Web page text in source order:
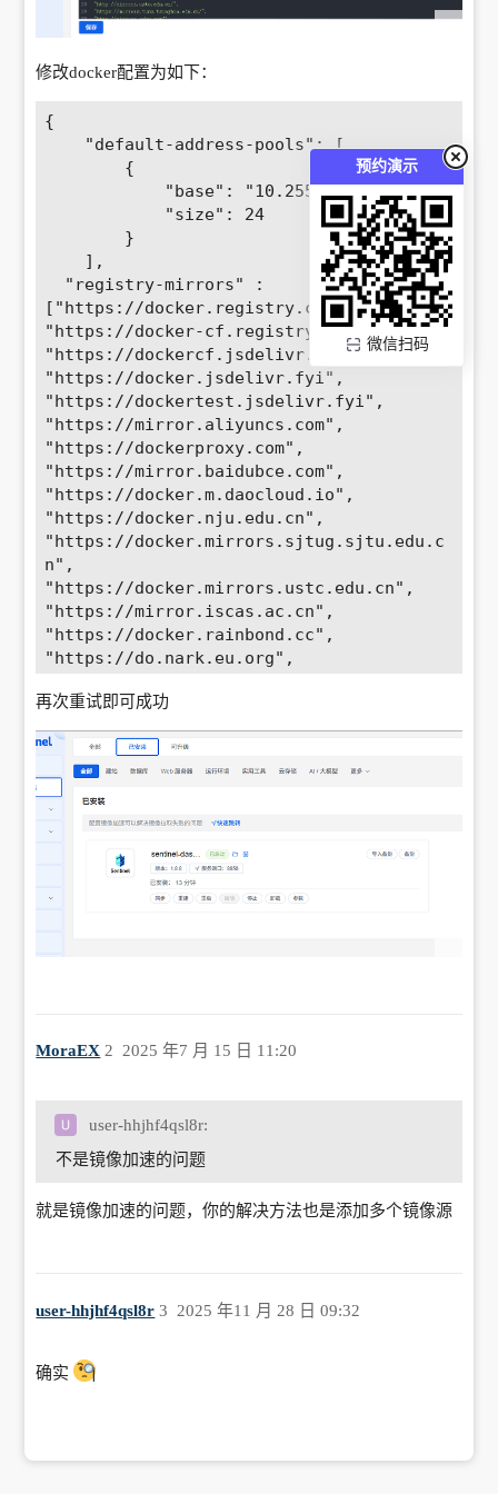
预约演示
微信扫码
修改docker配置为如下：
{
["https://docker.registry.cyou",
"https://docker-cf.registry.cyou",
"https://dockercf.jsdelivr.fyi",
"https://docker.jsdelivr.fyi",
"https://dockertest.jsdelivr.fyi",
"https://mirror.aliyuncs.com",
"https://dockerproxy.com",
"https://mirror.baidubce.com",
"https://docker.m.daocloud.io",
"https://docker.nju.edu.cn",
"https://docker.mirrors.sjtug.sjtu.edu.c
n",
"https://docker.mirrors.ustc.edu.cn",
"https://mirror.iscas.ac.cn",
"https://docker.rainbond.cc",
"https://do.nark.eu.org",
"https://dockerproxy.com",
"https://gst6rzl9.mirror.aliyuncs.com",
"https://registry.docker-cn.com",
"http://hub-mirror.c.163.com",
"http://mirrors.ustc.edu.cn/",
"https://mirrors.tuna.tsinghua.edu.cn/",
"http://mirrors.sohu.com/"
    ],
再次重试即可成功
MoraEX 2025 年7 月 15 日 11:20
2
user-hhjhf4qsl8r:
不是镜像加速的问题
就是镜像加速的问题，你的解决方法也是添加多个镜像源
user-hhjhf4qsl8r 2025 年11 月 28 日 09:32
3
确实